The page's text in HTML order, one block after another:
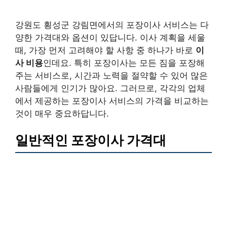
강원도 횡성군 강림면에서의 포장이사 서비스는 다
양한 가격대와 옵션이 있답니다. 이사 계획을 세울
때, 가장 먼저 고려해야 할 사항 중 하나가 바로 이
사 비용인데요. 특히 포장이사는 모든 짐을 포장해
주는 서비스로, 시간과 노력을 절약할 수 있어 많은
사람들에게 인기가 많아요. 그러므로, 각각의 업체
에서 제공하는 포장이사 서비스의 가격을 비교하는
것이 매우 중요하답니다.
일반적인 포장이사 가격대